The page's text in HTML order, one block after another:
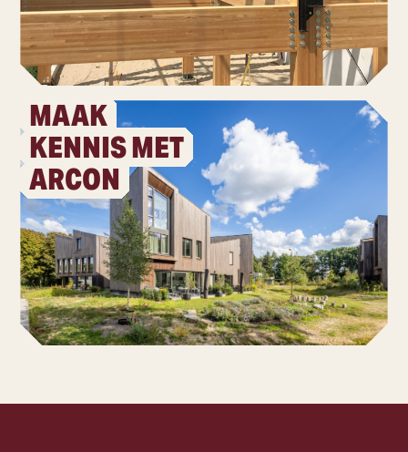
MAAK
KENNIS MET
ARCON